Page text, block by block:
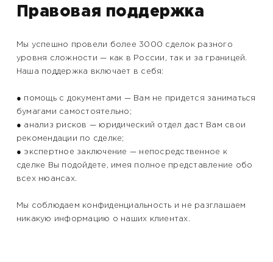
Правовая поддержка
Мы успешно провели более 3000 сделок разного
уровня сложности — как в России, так и за границей.
Наша поддержка включает в себя:
● помощь с документами — Вам не придется заниматься
бумагами самостоятельно;
● анализ рисков — юридический отдел даст Вам свои
рекомендации по сделке;
● экспертное заключение — непосредственное к
сделке Вы подойдете, имея полное представление обо
всех нюансах.
Мы соблюдаем конфиденциальность и не разглашаем
никакую информацию о наших клиентах.